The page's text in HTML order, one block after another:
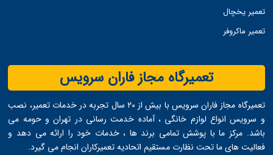
تعمیر یخچال
تعمیر ماکروفر
تعمیرگاه مجاز فاران سرویس
تعمیرگاه مجاز فاران سرویس با بیش از ۲۰ سال تجربه در خدمات تعمیر، نصب
و سرویس انواع لوازم خانگی ، آماده خدمت ‌رسانی در تهران و حومه می
‌باشد. مرکز ما با پوشش تمامی برند ها ، خدمات خود را ارائه می ‌دهد و
فعالیت های ما تحت نظارت مستقیم اتحادیه تعمیرکاران انجام می ‌گیرد.